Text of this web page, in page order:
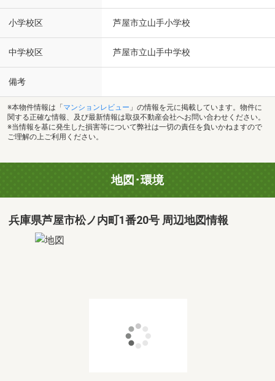
小学校区 芦屋市立山手小学校
中学校区 芦屋市立山手中学校
備考
※本物件情報は「 マンションレビュー 」の情報を元に掲載しています。物件に
関する正確な情報、及び最新情報は取扱不動産会社へお問い合わせください。
※当情報を基に発生した損害等について弊社は一切の責任を負いかねますので
ご理解の上ご利用ください。
地図･環境
兵庫県芦屋市松ノ内町1番20号 周辺地図情報